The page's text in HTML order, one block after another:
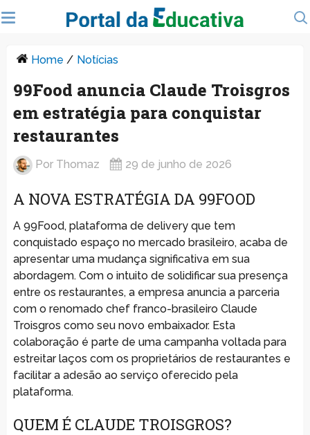
Home / Notícias
99Food anuncia Claude Troisgros
em estratégia para conquistar
restaurantes
Por Thomaz 29 de junho de 2026
A NOVA ESTRATÉGIA DA 99FOOD
A 99Food, plataforma de delivery que tem
conquistado espaço no mercado brasileiro, acaba de
apresentar uma mudança significativa em sua
abordagem. Com o intuito de solidificar sua presença
entre os restaurantes, a empresa anuncia a parceria
com o renomado chef franco-brasileiro Claude
Troisgros como seu novo embaixador. Esta
colaboração é parte de uma campanha voltada para
estreitar laços com os proprietários de restaurantes e
facilitar a adesão ao serviço oferecido pela
plataforma.
QUEM É CLAUDE TROISGROS?